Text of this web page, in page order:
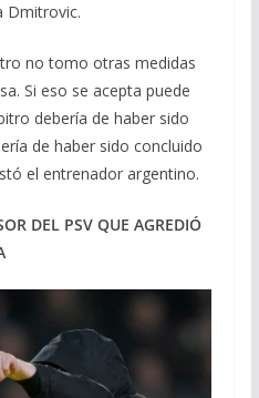
Dmitrovic.
no tomo otras medidas
Si eso se acepta puede
debería de haber sido
de haber sido concluido
el entrenador argentino.
DEL PSV QUE AGREDIÓ